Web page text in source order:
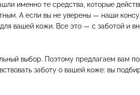
именно те средства, которые
А если вы не уверены — наши
вашей кожи. Все это — с заботой и
выбор. Поэтому предлагаем вам
заботу о вашей коже: вы